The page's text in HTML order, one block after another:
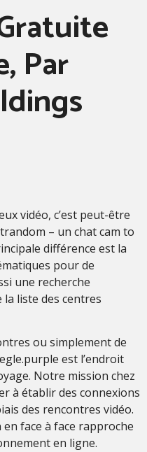
Par
vidéo, c’est peut-être
– un chat cam to
différence est la
pour de
une recherche
liste des centres
ou simplement de
est l’endroit
Notre mission chez
à établir des connexions
des rencontres vidéo.
face à face rapproche
en ligne.